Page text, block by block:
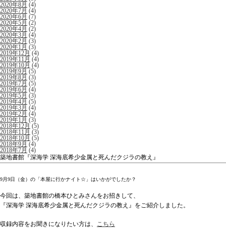
2020年8月 (4)
2020年7月 (4)
2020年6月 (7)
2020年5月 (2)
2020年4月 (2)
2020年3月 (4)
2020年2月 (3)
2020年1月 (3)
2019年12月(4)
2019年11月 (4)
2019年10月 (4)
2019年9月 (5)
2019年8月 (3)
2019年7月 (5)
2019年6月 (4)
2019年5月 (3)
2019年4月 (5)
2019年3月 (4)
2019年2月 (4)
2019年1月 (3)
2018年12月(5)
2018年11月 (3)
2018年10月 (5)
2018年9月 (4)
2018年7月 (4)
築地書館『深海学 深海底希少金属と死んだクジラの教え』
9月9日（金）の「本屋に行かナイト☆」はいかがでしたか？
今回は、築地書館の橋本ひとみさんをお招きして、
『深海学 深海底希少金属と死んだクジラの教え』をご紹介しました。
収録内容をお聞きになりたい方は、 こちら